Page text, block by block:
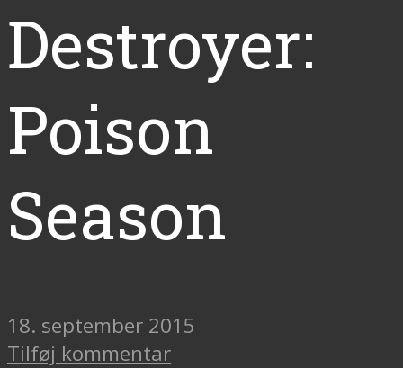
Destroyer:
Poison
Season
18. september 2015
Tilføj kommentar